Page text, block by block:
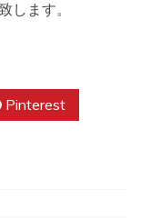
します。
Pinterest